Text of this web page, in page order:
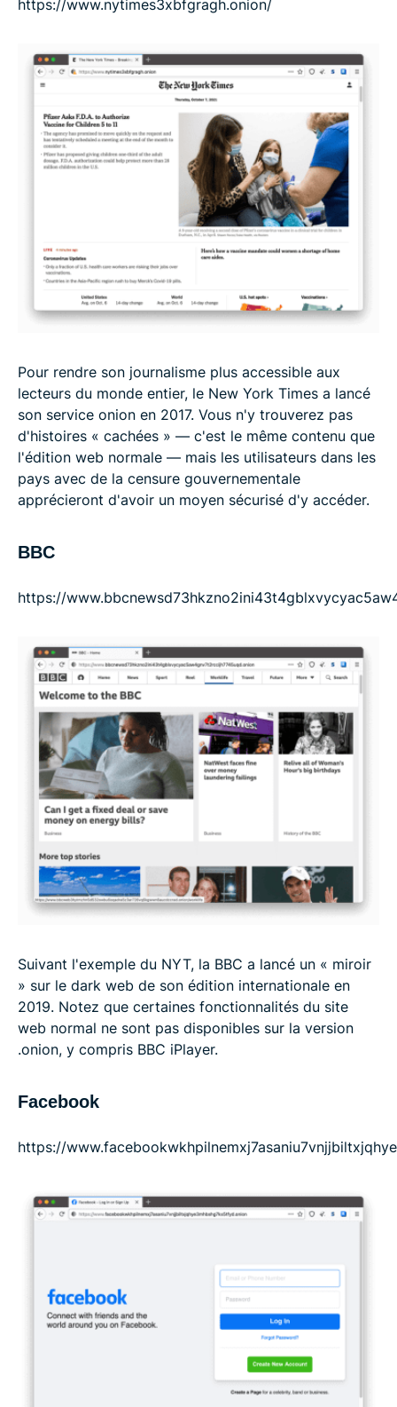
https://www.nytimes3xbfgragh.onion/
Pour rendre son journalisme plus accessible aux
lecteurs du monde entier, le New York Times a lancé
son service onion en 2017. Vous n'y trouverez pas
d'histoires « cachées » — c'est le même contenu que
l'édition web normale — mais les utilisateurs dans les
pays avec de la censure gouvernementale
apprécieront d'avoir un moyen sécurisé d'y accéder.
BBC
https://
Suivant l'exemple du NYT, la BBC a lancé un « miroir
» sur le dark web de son édition internationale en
2019. Notez que certaines fonctionnalités du site
web normal ne sont pas disponibles sur la version
.onion, y compris BBC iPlayer.
Facebook
https://